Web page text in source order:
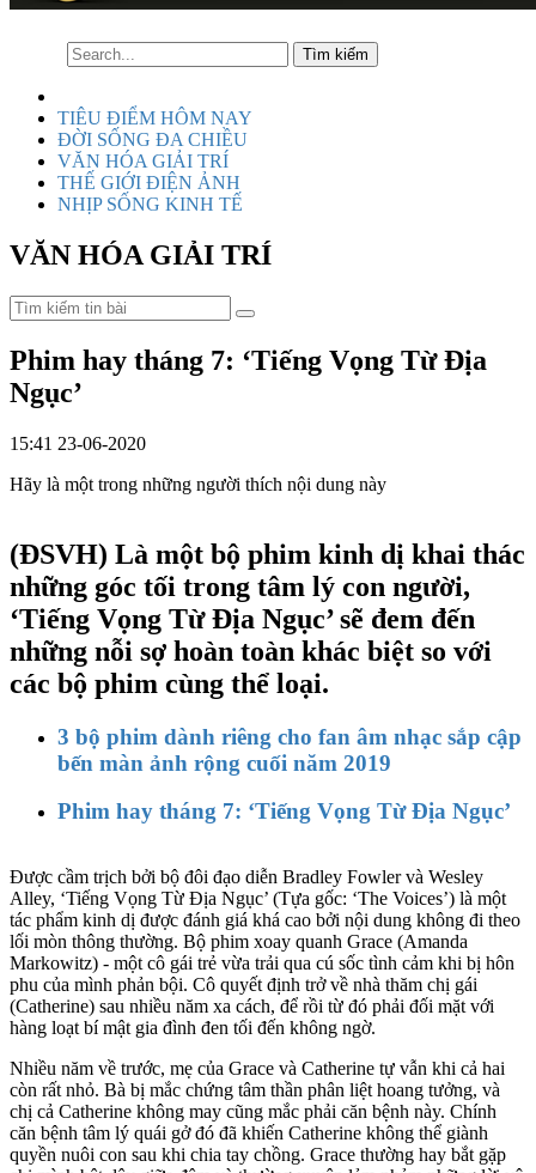
TIÊU ĐIỂM HÔM NAY
ĐỜI SỐNG ĐA CHIỀU
VĂN HÓA GIẢI TRÍ
THẾ GIỚI ĐIỆN ẢNH
NHỊP SỐNG KINH TẾ
VĂN HÓA GIẢI TRÍ
Phim hay tháng 7: ‘Tiếng Vọng Từ Địa
Ngục’
15:41 23-06-2020
Hãy là một trong những người thích nội dung này
(ĐSVH) Là một bộ phim kinh dị khai thác
những góc tối trong tâm lý con người,
‘Tiếng Vọng Từ Địa Ngục’ sẽ đem đến
những nỗi sợ hoàn toàn khác biệt so với
các bộ phim cùng thể loại.
3 bộ phim dành riêng cho fan âm nhạc sắp cập
bến màn ảnh rộng cuối năm 2019
Phim hay tháng 7: ‘Tiếng Vọng Từ Địa Ngục’
Được cầm trịch bởi bộ đôi đạo diễn Bradley Fowler và Wesley
Alley, ‘Tiếng Vọng Từ Địa Ngục’ (Tựa gốc: ‘The Voices’) là một
tác phẩm kinh dị được đánh giá khá cao bởi nội dung không đi theo
lối mòn thông thường. Bộ phim xoay quanh Grace (Amanda
Markowitz) - một cô gái trẻ vừa trải qua cú sốc tình cảm khi bị hôn
phu của mình phản bội. Cô quyết định trở về nhà thăm chị gái
(Catherine) sau nhiều năm xa cách, để rồi từ đó phải đối mặt với
hàng loạt bí mật gia đình đen tối đến không ngờ.
Nhiều năm về trước, mẹ của Grace và Catherine tự vẫn khi cả hai
còn rất nhỏ. Bà bị mắc chứng tâm thần phân liệt hoang tưởng, và
chị cả Catherine không may cũng mắc phải căn bệnh này. Chính
căn bệnh tâm lý quái gở đó đã khiến Catherine không thể giành
quyền nuôi con sau khi chia tay chồng. Grace thường hay bắt gặp